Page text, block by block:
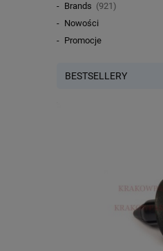
Brands (921)
Nowości
Promocje
BESTSELLERY